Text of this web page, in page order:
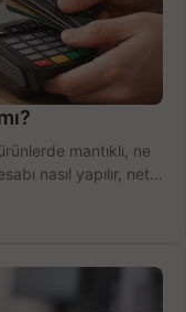
mantıklı, ne
nasıl yapılır, net